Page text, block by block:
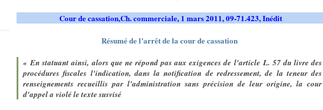
Cour de cassation,Ch. commerciale, 1 mars 2011, 09-71.423, Inédit
Résumé de l’arrêt de la cour de cassation
« En statuant ainsi, alors que ne répond pas aux exigences de l'article L. 57 du livre des
procédures fiscales l'indication, dans la notification de redressement, de la teneur des
renseignements recueillis par l'administration sans précision de leur origine, la cour
d'appel a violé le texte susvisé